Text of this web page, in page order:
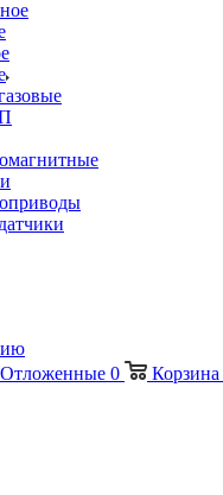
Отложенные 0 Корзина